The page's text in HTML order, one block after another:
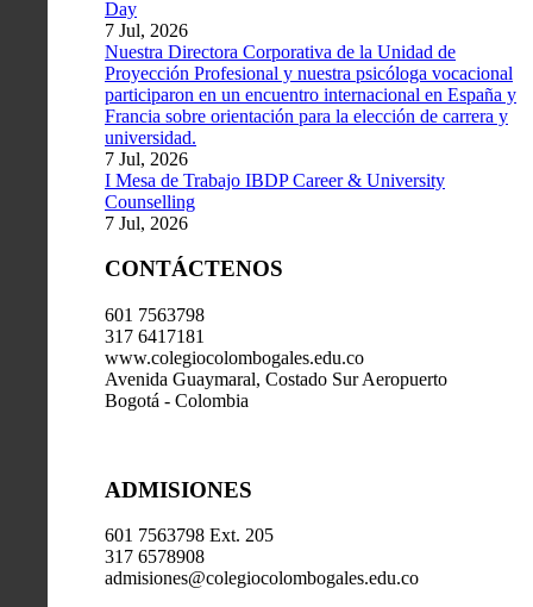
Day
7 Jul, 2026
Nuestra Directora Corporativa de la Unidad de
Proyección Profesional y nuestra psicóloga vocacional
participaron en un encuentro internacional en España y
Francia sobre orientación para la elección de carrera y
universidad.
7 Jul, 2026
I Mesa de Trabajo IBDP Career & University
Counselling
7 Jul, 2026
CONTÁCTENOS
601 7563798
317 6417181
www.colegiocolombogales.edu.co
Avenida Guaymaral, Costado Sur Aeropuerto
Bogotá - Colombia
ADMISIONES
601 7563798 Ext. 205
317 6578908
admisiones@colegiocolombogales.edu.co